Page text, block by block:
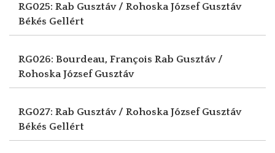
RG025: Rab Gusztáv / Rohoska József Gusztáv
Békés Gellért
RG026: Bourdeau, François Rab Gusztáv /
Rohoska József Gusztáv
RG027: Rab Gusztáv / Rohoska József Gusztáv
Békés Gellért